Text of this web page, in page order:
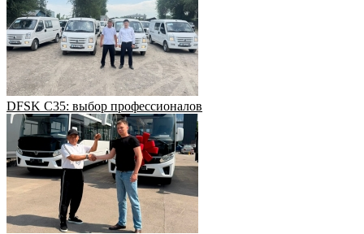
DFSK C35: выбор профессионалов